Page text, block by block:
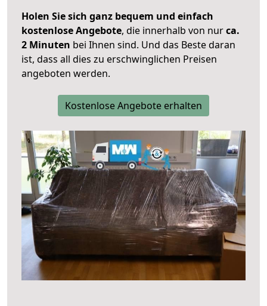
Holen Sie sich ganz bequem und einfach
kostenlose Angebote, die innerhalb von nurca.
2 Minuten bei Ihnen sind. Und das Beste daran
ist, dass all dies zu erschwinglichen Preisen
angeboten werden.
Kostenlose Angebote erhalten